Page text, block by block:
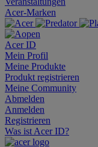
Acer-Marken
Acer ID
Mein Profil
Meine Produkte
Produkt registrieren
Meine Community
Abmelden
Anmelden
Registrieren
Was ist Acer ID?